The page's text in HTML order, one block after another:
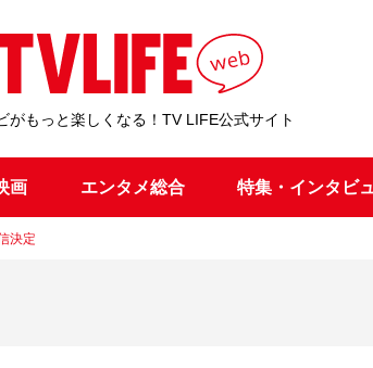
がもっと楽しくなる！TV LIFE公式サイト
画 エンタメ総合 特集・インタビ
決定